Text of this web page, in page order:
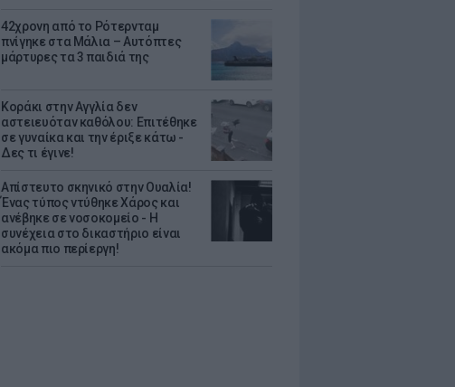
42χρονη από το Ρότερνταμ
πνίγηκε στα Μάλια – Αυτόπτες
μάρτυρες τα 3 παιδιά της
Kοράκι στην Αγγλία δεν
αστειευόταν καθόλου: Επιτέθηκε
σε γυναίκα και την έριξε κάτω -
Δες τι έγινε!
Απίστευτο σκηνικό στην Ουαλία!
Ένας τύπος ντύθηκε Χάρος και
ανέβηκε σε νοσοκομείο - H
συνέχεια στο δικαστήριο είναι
ακόμα πιο περίεργη!